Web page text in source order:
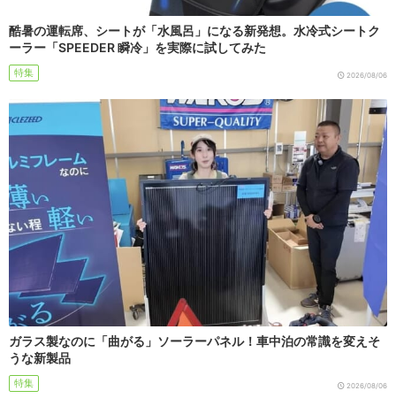
酷暑の運転席、シートが「水風呂」になる新発想。水冷式シートク
ーラー「SPEEDER 瞬冷」を実際に試してみた
特集 2026/08/06
ガラス製なのに「曲がる」ソーラーパネル！車中泊の常識を変えそ
うな新製品
特集 2026/08/06